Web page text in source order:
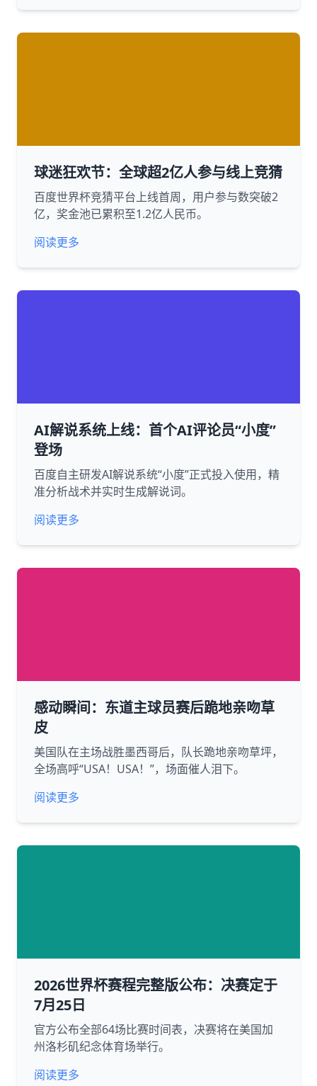
球迷狂欢节：全球超2亿人参与线上竞猜
百度世界杯竞猜平台上线首周，用户参与数突破2
亿，奖金池已累积至1.2亿人民币。
阅读更多
AI解说系统上线：首个AI评论员“小度”
登场
百度自主研发AI解说系统“小度”正式投入使用，精
准分析战术并实时生成解说词。
阅读更多
感动瞬间：东道主球员赛后跪地亲吻草
皮
美国队在主场战胜墨西哥后，队长跪地亲吻草坪，
全场高呼“USA！USA！”，场面催人泪下。
阅读更多
2026世界杯赛程完整版公布：决赛定于
7月25日
官方公布全部64场比赛时间表，决赛将在美国加
州洛杉矶纪念体育场举行。
阅读更多